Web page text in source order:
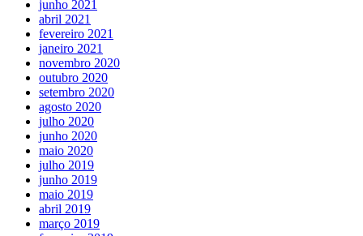
junho 2021
abril 2021
fevereiro 2021
janeiro 2021
novembro 2020
outubro 2020
setembro 2020
agosto 2020
julho 2020
junho 2020
maio 2020
julho 2019
junho 2019
maio 2019
abril 2019
março 2019